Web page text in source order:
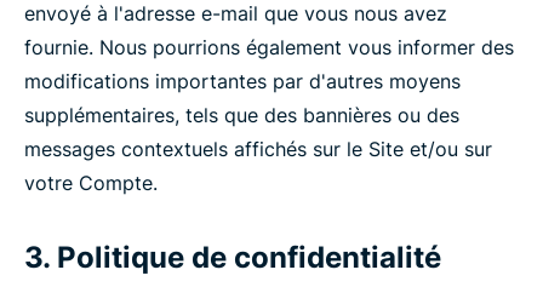
envoyé à l'adresse e-mail que vous nous avez
fournie. Nous pourrions également vous informer des
modifications importantes par d'autres moyens
supplémentaires, tels que des bannières ou des
messages contextuels affichés sur le Site et/ou sur
votre Compte.
3. Politique de confidentialité